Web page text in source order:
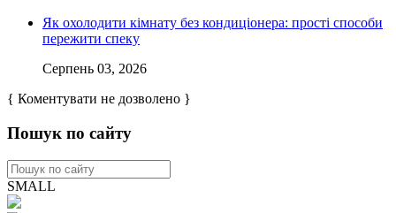
Як охолодити кімнату без кондиціонера: прості способи
пережити спеку
Серпень 03, 2026
{ Коментувати не дозволено }
Пошук по сайту
SMALL